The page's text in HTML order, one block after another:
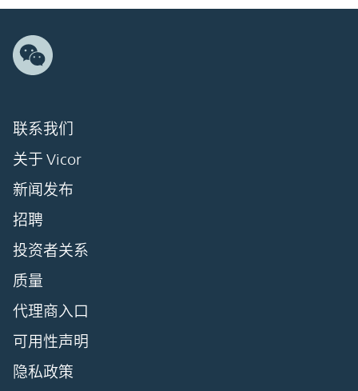
联系我们
关于 Vicor
新闻发布
招聘
投资者关系
质量
代理商入口
可用性声明
隐私政策